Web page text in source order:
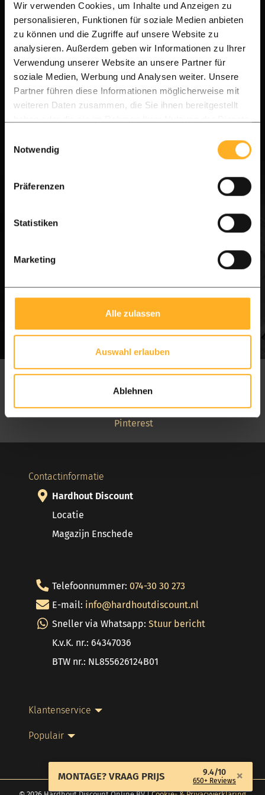
Wir verwenden Cookies, um Inhalte und Anzeigen zu
personalisieren, Funktionen für soziale Medien anbieten
zu können und die Zugriffe auf unsere Website zu
analysieren. Außerdem geben wir Informationen zu Ihrer
Verwendung unserer Website an unsere Partner für
soziale Medien, Werbung und Analysen weiter. Unsere
Partner führen diese Informationen möglicherweise mit
weiteren Daten zusammen, die Sie ihnen bereitgestellt
Notwendig
Präferenzen
Statistiken
Marketing
Alle zulassen
Auswahl erlauben
Ablehnen
gehele hoogte van de deuren lopen. De extra
brede uitvoering geeft een enorm ruimtelijk
effect. We krijgen ontzettend veel
complimenten van vrienden hier uit Enschede;
iedereen vindt het een schitterend gezicht. De
ontzettend blij mee!"
ALLE IPE ERVARINGEN | KLANTEN
Bereken direct mijn prijs
MONTAGE? VRAAG PRIJS 9.4/10
650+ Reviews×
Social media
Pinterest
Contactinformatie
Hardhout Discount
Locatie
Magazijn Enschede
Telefoonnummer: 074-30 30 273
E-mail: info@hardhoutdiscount.nl
Sneller via Whatsapp: Stuur bericht
K.v.K. nr.: 64347036
BTW nr.: NL855626124B01
Klantenservice
Populair